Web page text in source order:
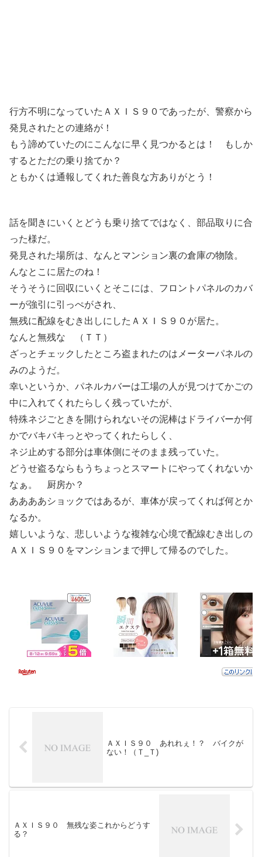
行方不明になっていたＡＸＩＳ９０であったが、警察から
発見されたとの連絡が！
もう諦めていたのにこんなに早く見つかるとは！ もしか
するとただの乗り捨てか？
ともかくは通報してくれた善良な方ありがとう！
話を聞きにいくとどうも乗り捨てではなく、部品取りに合
った様だ。
発見された場所は、なんとマンション裏の倉庫の物陰。
んなとこに居たのね！
そうそうに回収にいくとそこには、フロントパネルのカバ
ーが強引に引っぺがされ、
無残に配線をむき出しにしたＡＸＩＳ９０が居た。
なんと無残な （ＴＴ）
ざっとチェックしたところ盗まれたのはメーターパネルの
みのようだ。
幸いというか、パネルカバーは工場の人が見つけてかごの
中に入れてくれたらしく残っていたが、
特殊ネジごときを開けられないその泥棒はドライバーか何
かでバキバキっとやってくれたらしく、
ネジ止めする部分は車体側にそのまま残っていた。
どうせ盗るならもうちょっとスマートにやってくれないか
なぁ。 厨房か？
ああああショックではあるが、車体が戻ってくれば何とか
なるか。
嬉しいような、悲しいような複雑な心境で配線むき出しの
ＡＸＩＳ９０をマンションまで押して帰るのでした。
ＡＸＩＳ９０ あれれぇ！？ バイクが
ない！（Ｔ_Ｔ)
ＡＸＩＳ９０ 無残な姿これからどうす
る？